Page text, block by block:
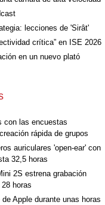
lecciones de 'Sirât'
crítica” en ISE 2026
en un nuevo plató
con las encuestas
rápida de grupos
auriculares 'open-ear' con
32,5 horas
2S estrena grabación
horas
Apple durante unas horas